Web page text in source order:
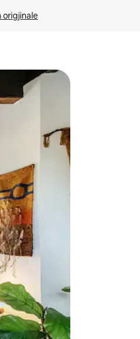
origjinale
lëvizur ekranin.